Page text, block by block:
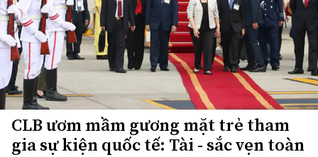
CLB ươm mầm gương mặt trẻ tham
gia sự kiện quốc tế: Tài - sắc vẹn toàn